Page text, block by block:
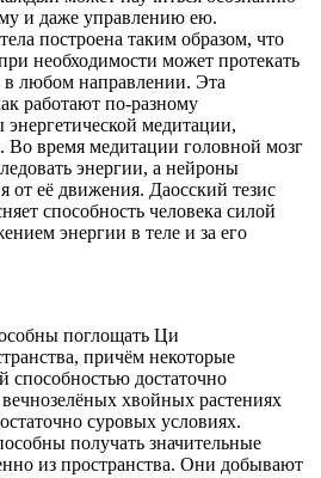
и даже управлению ею.
построена таким образом, что
необходимости может протекать
любом направлении. Эта
работают по-разному
медитации,
время медитации головной мозг
энергии, а нейроны
её движения. Даосский тезис
способность человека силой
энергии в теле и за его
поглощать Ци
причём некоторые
способностью достаточно
хвойных растениях
суровых условиях.
получать значительные
из пространства. Они добывают